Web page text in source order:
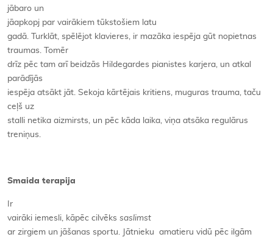
jābaro un
jāapkopj par vairākiem tūkstošiem latu
gadā. Turklāt, spēlējot klavieres, ir mazāka iespēja gūt nopietnas
traumas. Tomēr
drīz pēc tam arī beidzās Hildegardes pianistes karjera, un atkal
parādījās
iespēja atsākt jāt. Sekoja kārtējais kritiens, muguras trauma, taču
ceļš uz
stalli netika aizmirsts, un pēc kāda laika, viņa atsāka regulārus
treniņus.
Smaida terapija
Ir
vairāki iemesli, kāpēc cilvēks saslimst
ar zirgiem un jāšanas sportu. Jātnieku amatieru vidū pēc ilgām